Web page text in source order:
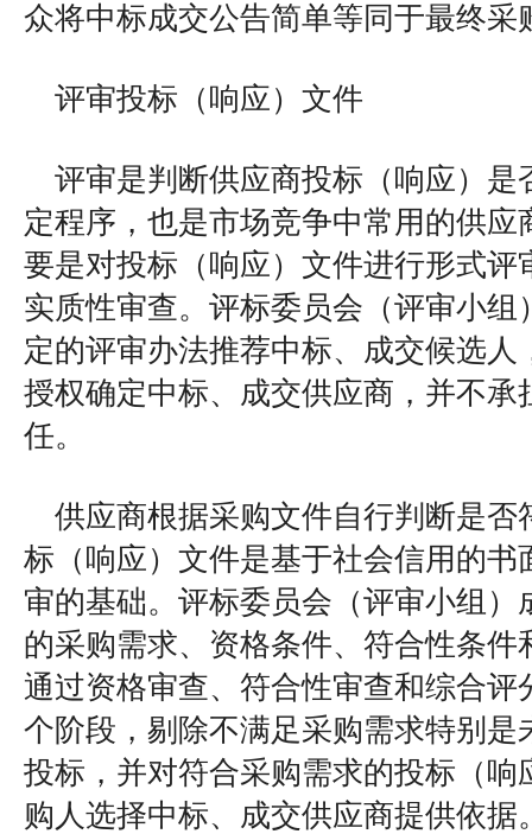
众将中标成交公告简单等同于最终采
评审投标（响应）文件
评审是判断供应商投标（响应）是
定程序，也是市场竞争中常用的供应
要是对投标（响应）文件进行形式评
实质性审查。评标委员会（评审小组
定的评审办法推荐中标、成交候选人
授权确定中标、成交供应商，并不承
任。
供应商根据采购文件自行判断是否
标（响应）文件是基于社会信用的书
审的基础。评标委员会（评审小组）
的采购需求、资格条件、符合性条件
通过资格审查、符合性审查和综合评
个阶段，剔除不满足采购需求特别是
投标，并对符合采购需求的投标（响
购人选择中标、成交供应商提供依据